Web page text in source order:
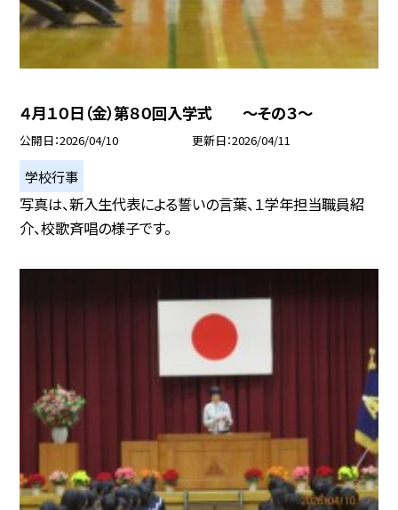
４月１０日（金）第８０回入学式 ～その３～
公開日 2026/04/10 更新日 2026/04/11
学校行事
写真は、新入生代表による誓いの言葉、１学年担当職員紹
介、校歌斉唱の様子です。